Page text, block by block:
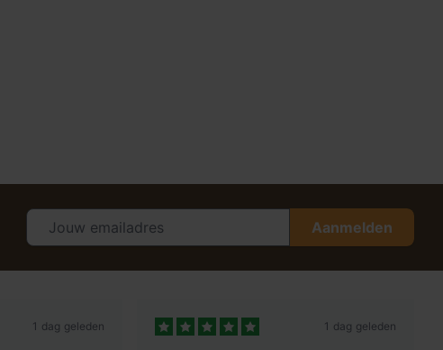
Aanmelden
1 dag geleden 1 dag geleden